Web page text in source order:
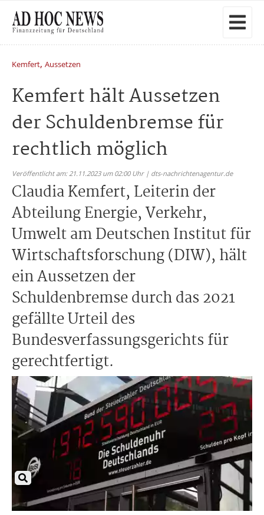
Kemfert, Aussetzen
Kemfert hält Aussetzen
der Schuldenbremse für
rechtlich möglich
Veröffentlicht am: 21.11.2023 um 02:00 Uhr | dts-nachrichtenagentur.de
Claudia Kemfert, Leiterin der
Abteilung Energie, Verkehr,
Umwelt am Deutschen Institut für
Wirtschaftsforschung (DIW), hält
ein Aussetzen der
Schuldenbremse durch das 2021
gefällte Urteil des
Bundesverfassungsgerichts für
gerechtfertigt.